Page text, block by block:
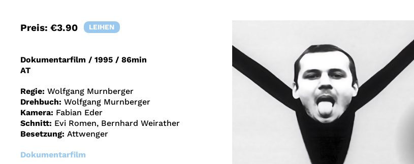
Filmpakete
Gutscheine
& Filmpässe
Account
Suche
Preis: €3.90 LEIHEN
Dokumentarfilm / 1995 / 86min
AT
Regie: Wolfgang Murnberger
Drehbuch: Wolfgang Murnberger
Kamera: Fabian Eder
Schnitt: Evi Romen, Bernhard Weirather
Besetzung: Attwenger
Dokumentarfilm